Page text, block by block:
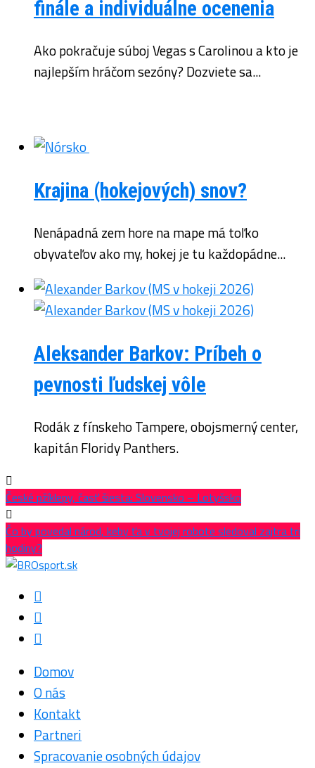
finále a individuálne ocenenia
Ako pokračuje súboj Vegas s Carolinou a kto je
najlepším hráčom sezóny? Dozviete sa...
Krajina (hokejových) snov?
Nenápadná zem hore na mape má toľko
obyvateľov ako my, hokej je tu každopádne...
Aleksander Barkov: Príbeh o
pevnosti ľudskej vôle
Rodák z fínskeho Tampere, obojsmerný center,
kapitán Floridy Panthers.
České pžíklepy, časť šiesta: Slovensko – Lotyšsko
Čo by povedal národ, keby ťa v tvojej robote sledoval zajtra tri
hodiny?
Domov
O nás
Kontakt
Partneri
Spracovanie osobných údajov